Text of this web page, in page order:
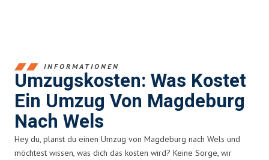
INFORMATIONEN
Umzugskosten: Was Kostet
Ein Umzug Von Magdeburg
Nach Wels
Hey du, planst du einen Umzug von Magdeburg nach Wels und
möchtest wissen, was dich das kosten wird? Keine Sorge, wir